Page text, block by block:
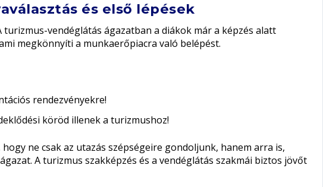
és első lépések
turizmus-vendéglátás ágazatban a diákok már a képzés alatt
megkönnyíti a munkaerőpiacra való belépést.
rendezvényekre!
köröd illenek a turizmushoz!
ne csak az utazás szépségeire gondoljunk, hanem arra is,
A turizmus szakképzés és a vendéglátás szakmái biztos jövőt